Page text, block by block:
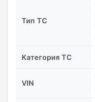
Тип ТС
Категория ТС
VIN